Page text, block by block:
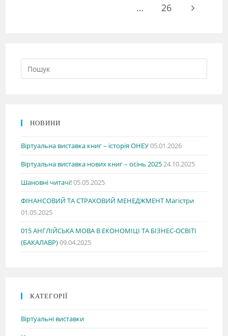
…
26
НОВИНИ
Віртуальна виставка книг – історія ОНЕУ05.01.2026
Віртуальна виставка нових книг – осінь 202524.10.2025
Шановні читачі!05.05.2025
ФІНАНСОВИЙ ТА СТРАХОВИЙ МЕНЕДЖМЕНТ Магістри
01.05.2025
015 АНГЛІЙСЬКА МОВА В ЕКОНОМІЦІ ТА БІЗНЕС-ОСВІТІ
(БАКАЛАВР)09.04.2025
КАТЕГОРІЇ
Віртуальні виставки